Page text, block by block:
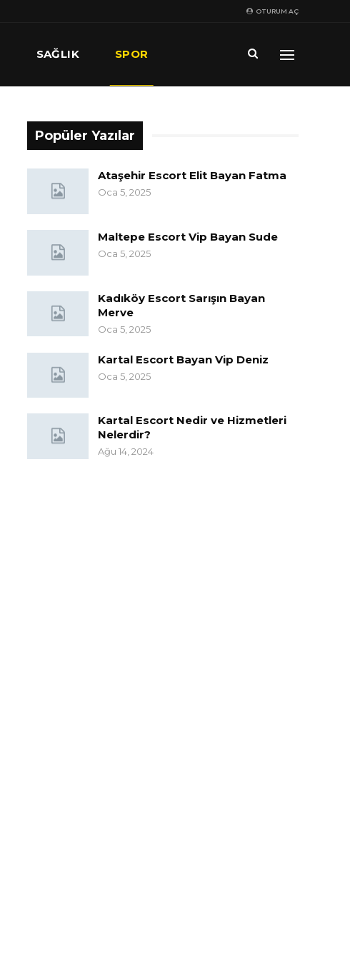
OTURUM AÇ
SAĞLIK SPOR
Popüler Yazılar
Ataşehir Escort Elit Bayan Fatma
Oca 5, 2025
Maltepe Escort Vip Bayan Sude
Oca 5, 2025
Kadıköy Escort Sarışın Bayan
Merve
Oca 5, 2025
Kartal Escort Bayan Vip Deniz
Oca 5, 2025
Kartal Escort Nedir ve Hizmetleri
Nelerdir?
Ağu 14, 2024